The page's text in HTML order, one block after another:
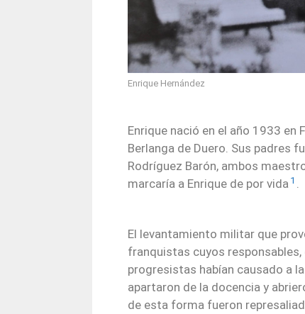
Enrique Hernández
Enrique nació en el año 1933 en
Berlanga de Duero. Sus padres
Rodríguez Barón, ambos
marcaría a Enrique de por vida 1 .
El levantamiento militar que
franquistas cuyos
progresistas habían causado a
apartaron de la docencia y
de esta forma fueron